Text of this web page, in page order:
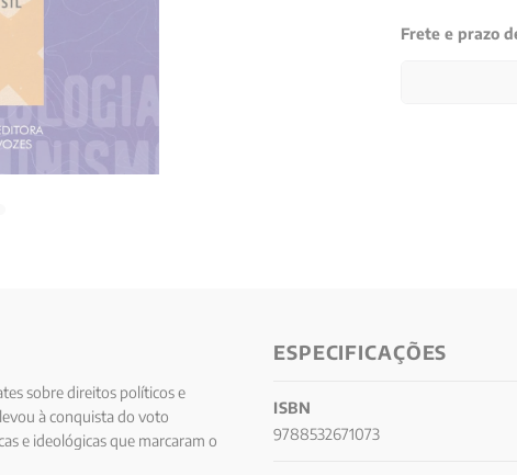
Frete e prazo
sobre direitos políticos e
à conquista do voto
e ideológicas que marcaram o
análise crítica da atuação da
ESPECIFICAÇÕES
ISBN
9788532671073